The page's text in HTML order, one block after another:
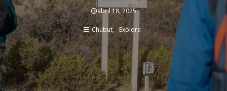
abril 18, 2025
Chubut Explora